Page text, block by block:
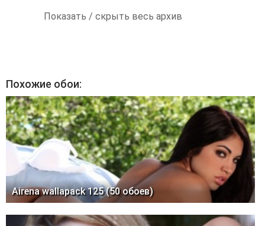
Показать / скрыть весь архив
Похожие обои:
Airena wallapack 125 (50 обоев)